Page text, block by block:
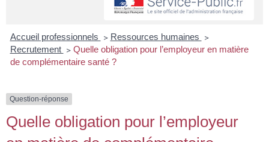
Accueil professionnels > Ressources humaines >
Recrutement > Quelle obligation pour l’employeur en matière
de complémentaire santé ?
Question-réponse
Quelle obligation pour l’employeur